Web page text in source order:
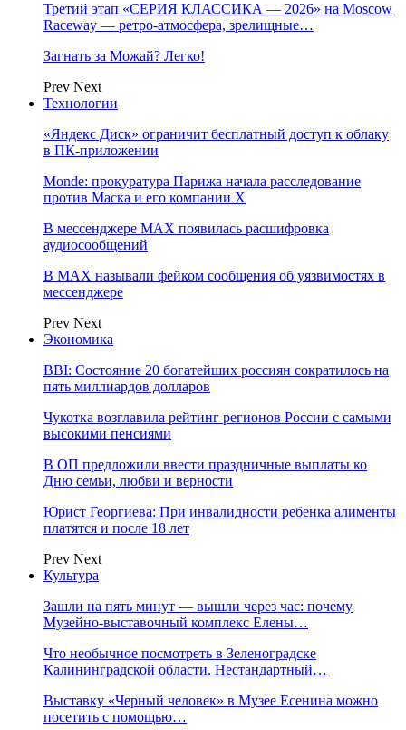
Третий этап «СЕРИЯ КЛАССИКА — 2026» на Moscow
Raceway — ретро‑атмосфера, зрелищные…
Загнать за Можай? Легко!
Prev Next
Технологии
«Яндекс Диск» ограничит бесплатный доступ к облаку
в ПК-приложении
Monde: прокуратура Парижа начала расследование
против Маска и его компании X
В мессенджере MAX появилась расшифровка
аудиосообщений
В МAX называли фейком сообщения об уязвимостях в
мессенджере
Prev Next
Экономика
BBI: Состояние 20 богатейших россиян сократилось на
пять миллиардов долларов
Чукотка возглавила рейтинг регионов России с самыми
высокими пенсиями
В ОП предложили ввести праздничные выплаты ко
Дню семьи, любви и верности
Юрист Георгиева: При инвалидности ребенка алименты
платятся и после 18 лет
Prev Next
Культура
Зашли на пять минут — вышли через час: почему
Музейно-выставочный комплекс Елены…
Что необычное посмотреть в Зеленоградске
Калининградской области. Нестандартный…
Выставку «Черный человек» в Музее Есенина можно
посетить с помощью…